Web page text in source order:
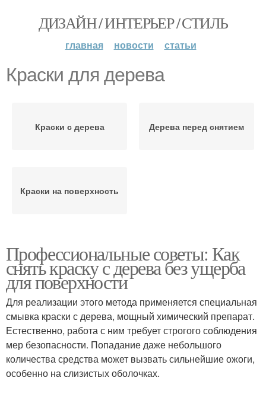
ДИЗАЙН / ИНТЕРЬЕР / СТИЛЬ
главная новости статьи
Краски для дерева
Краски с дерева Дерева перед снятием
Краски на поверхность
Профессиональные советы: Как
снять краску с дерева без ущерба
для поверхности
Для реализации этого метода применяется специальная
смывка краски с дерева, мощный химический препарат.
Естественно, работа с ним требует строгого соблюдения
мер безопасности. Попадание даже небольшого
количества средства может вызвать сильнейшие ожоги,
особенно на слизистых оболочках.